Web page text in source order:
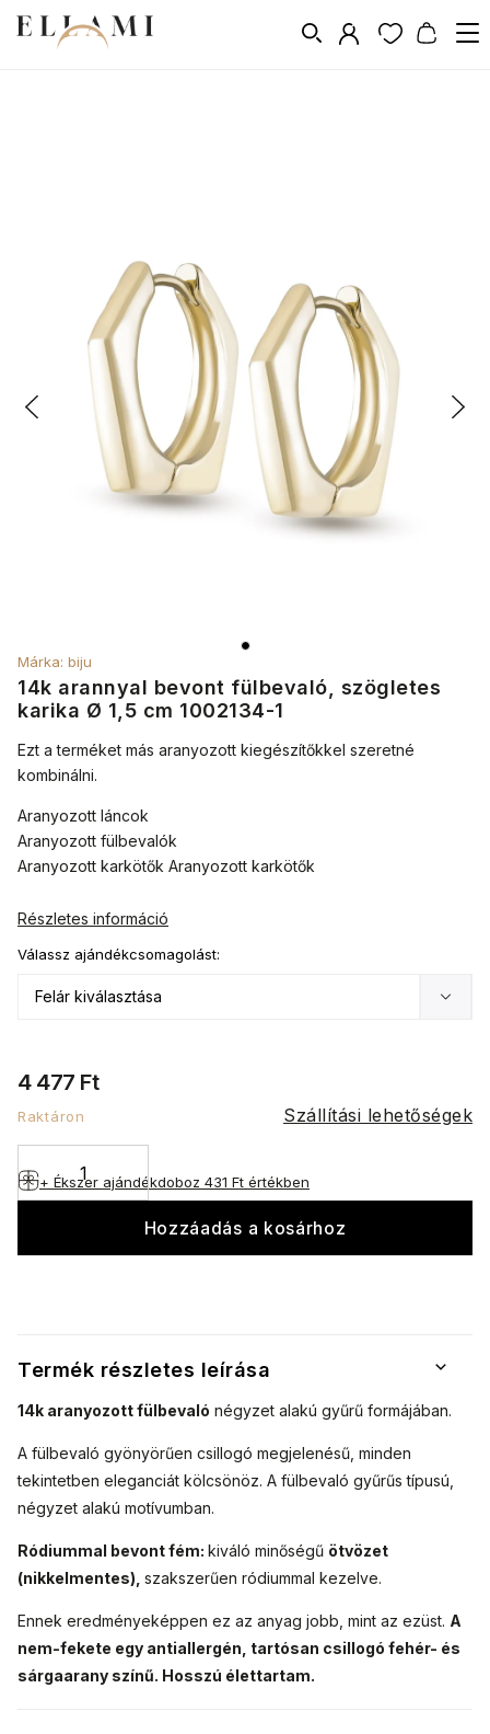
14k arannyal bevont fülbevaló, szögletes
karika Ø 1,5 cm 1002134-1
Márka: biju
4 477 Ft
Raktáron Szállítási lehetőségek
Válassz ajándékcsomagolást:
Hozzáadás a kosárhoz
+ Ékszer ajándékdoboz 431 Ft értékben
Ezt a terméket más aranyozott kiegészítőkkel szeretné
kombinálni.
Aranyozott láncok
Aranyozott fülbevalók
Aranyozott karkötők Aranyozott karkötők
Részletes információ
Termék részletes leírása
14k aranyozott fülbevaló négyzet alakú gyűrű formájában.
A fülbevaló gyönyörűen csillogó megjelenésű, minden
tekintetben eleganciát kölcsönöz. A fülbevaló gyűrűs típusú,
négyzet alakú motívumban.
Ródiummal bevont fém: kiváló minőségű ötvözet
(nikkelmentes), szakszerűen ródiummal kezelve.
Ennek eredményeképpen ez az anyag jobb, mint az ezüst. A
nem-fekete egy antiallergén, tartósan csillogó fehér- és
sárgaarany színű. Hosszú élettartam.